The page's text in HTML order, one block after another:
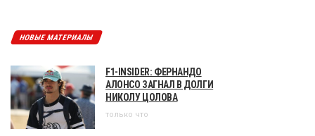
НОВЫЕ МАТЕРИАЛЫ
F1-INSIDER: ФЕРНАНДО
АЛОНСО ЗАГНАЛ В ДОЛГИ
НИКОЛУ ЦОЛОВА
только что